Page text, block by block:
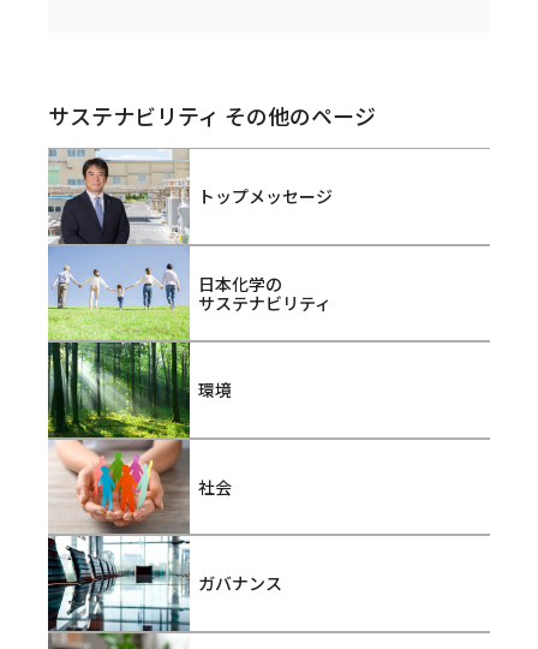
サステナビリティ その他のページ
トップメッセージ
日本化学の
サステナビリティ
環境
社会
ガバナンス